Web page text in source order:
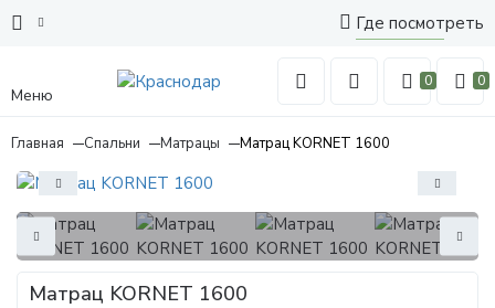
Где посмотреть
Меню
0 0
Главная Спальни Матрацы Матрац KORNET 1600
Матрац KORNET 1600